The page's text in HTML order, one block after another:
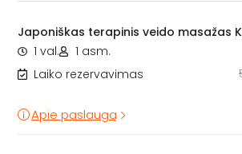
Japoniškas terapinis veido masažas
1 val.
1 asm.
Laiko rezervavimas
Apie paslaugą